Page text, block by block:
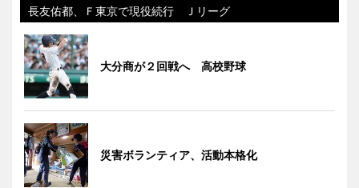
長友佑都、Ｆ東京で現役続行 Ｊリーグ
大分商が２回戦へ 高校野球
災害ボランティア、活動本格化